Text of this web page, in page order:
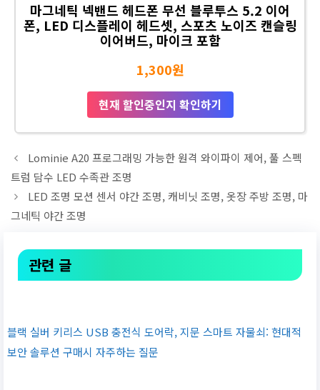
마그네틱 넥밴드 헤드폰 무선 블루투스 5.2 이어
폰, LED 디스플레이 헤드셋, 스포츠 노이즈 캔슬링
이어버드, 마이크 포함
1,300원
현재 할인중인지 확인하기
Lominie A20 프로그래밍 가능한 원격 와이파이 제어, 풀 스펙
트럼 담수 LED 수족관 조명
LED 조명 모션 센서 야간 조명, 캐비닛 조명, 옷장 주방 조명, 마
그네틱 야간 조명
관련 글
블랙 실버 키리스 USB 충전식 도어락, 지문 스마트 자물쇠: 현대적
보안 솔루션 구매시 자주하는 질문